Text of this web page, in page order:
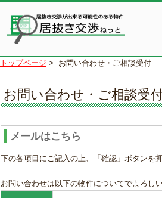
トップページ > お問い合わせ・ご相談受付
お問い合わせ・ご相談受
メールはこちら
下の各項目にご記入の上、「確認」ボタンを
お問い合わせは以下の物件についてでよろし